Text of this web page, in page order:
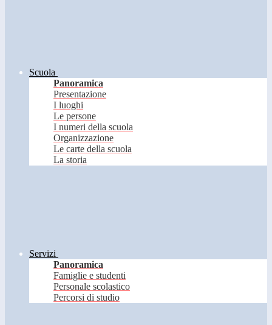
Scuola
Panoramica
Presentazione
I luoghi
Le persone
I numeri della scuola
Organizzazione
Le carte della scuola
La storia
Servizi
Panoramica
Famiglie e studenti
Personale scolastico
Percorsi di studio